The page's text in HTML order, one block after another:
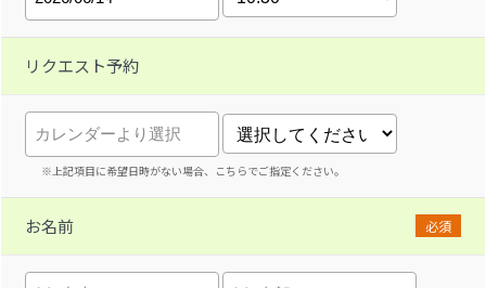
リクエスト予約
※上記項目に希望日時がない場合、こちらでご指定ください。
お名前 必須